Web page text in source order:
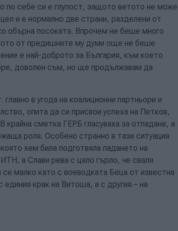
по себе си е глупост, защото ветото не може
и е нормално две страни, разделени от
обърна посоката. Впрочем не беше много
от предишните му думи още не беше
е най-доброто за България, към което
доволен съм, но ще продължавам да
в угода на коалиционни партньори и
опита да си присвои успеха на Петков,
крайна сметка ГЕРБ гласуваха за отпадане, а
роля. Особено странно в тази ситуация
хем била подготвяла падането на
а Слави рева с цяло гърло, че сваля
малко като с воеводката Беца от известна
крак на Витоша, а с другия – на